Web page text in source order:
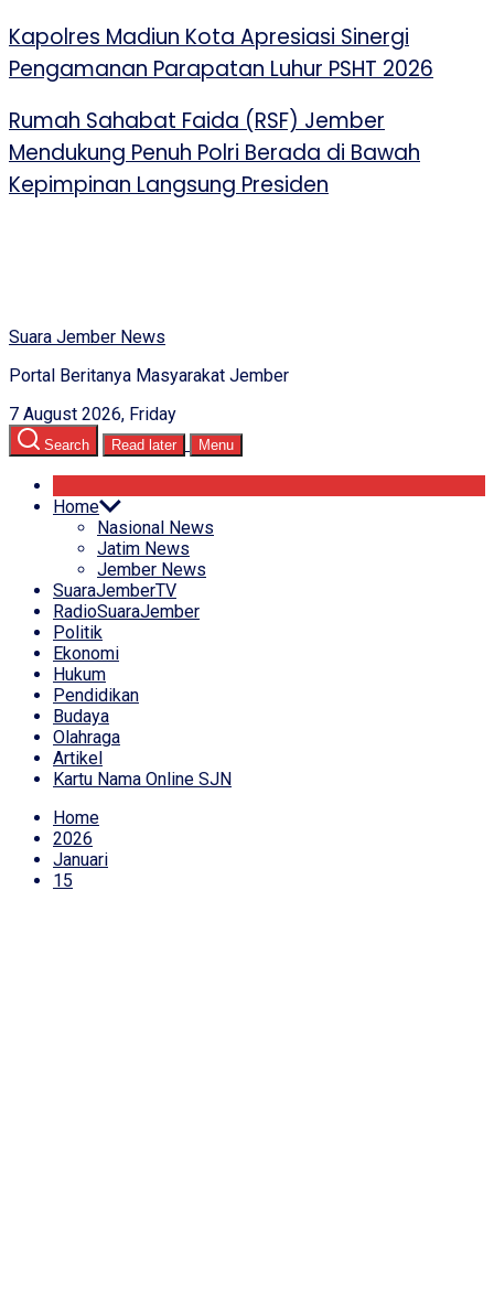
Kapolres Madiun Kota Apresiasi Sinergi
Pengamanan Parapatan Luhur PSHT 2026
Rumah Sahabat Faida (RSF) Jember
Mendukung Penuh Polri Berada di Bawah
Kepimpinan Langsung Presiden
Suara Jember News
Portal Beritanya Masyarakat Jember
7 August 2026, Friday
Search Read later Menu
Home
Nasional News
Jatim News
Jember News
SuaraJemberTV
RadioSuaraJember
Politik
Ekonomi
Hukum
Pendidikan
Budaya
Olahraga
Artikel
Kartu Nama Online SJN
Home
2026
Januari
15